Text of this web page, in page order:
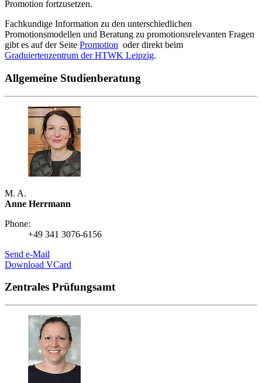
Promotion fortzusetzen.
Fachkundige Information zu den unterschiedlichen
Promotionsmodellen und Beratung zu promotionsrelevanten Fragen
gibt es auf der Seite Promotion oder direkt beim
Graduiertenzentrum der HTWK Leipzig.
Allgemeine Studienberatung
M. A.
Anne Herrmann
Phone:
+49 341 3076-6156
Send e-Mail
Download VCard
Zentrales Prüfungsamt